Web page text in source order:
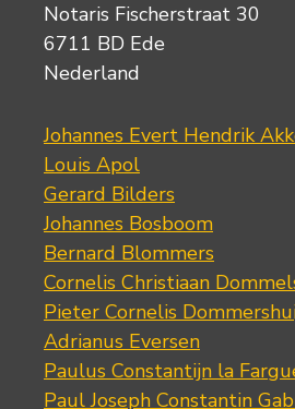
Notaris Fischerstraat 30
6711 BD Ede
Nederland
Johannes Evert Hendrik
Louis Apol
Gerard Bilders
Johannes Bosboom
Bernard Blommers
Cornelis Christiaan
Pieter Cornelis
Adrianus Eversen
Paulus Constantijn la
Paul Joseph Constantin